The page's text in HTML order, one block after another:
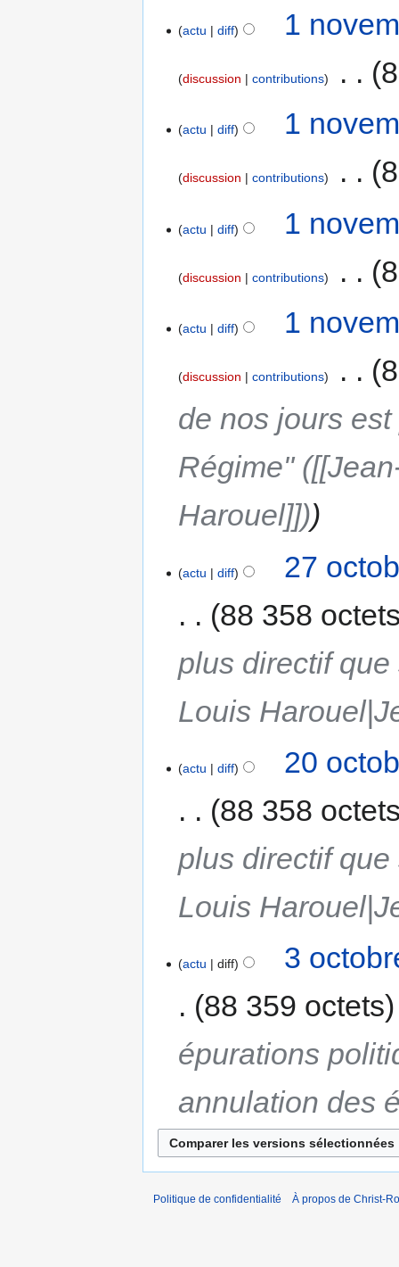
actu diff 1
discussion contributions
actu diff 1
discussion contributions
actu diff 1
discussion contributions
actu diff 1
discussion contributions
de nos jours
Régime"
Harouel]])
actu diff
27
88 358
plus directif
Louis
actu diff
20
88 358
plus directif
Louis
actu diff
3
88 359 octets
épurations
annulation des
Politique de confidentialité À propos de Christ-